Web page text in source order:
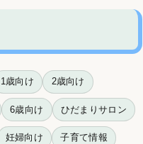
1歳向け 2歳向け
6歳向け ひだまりサロン
妊婦向け 子育て情報